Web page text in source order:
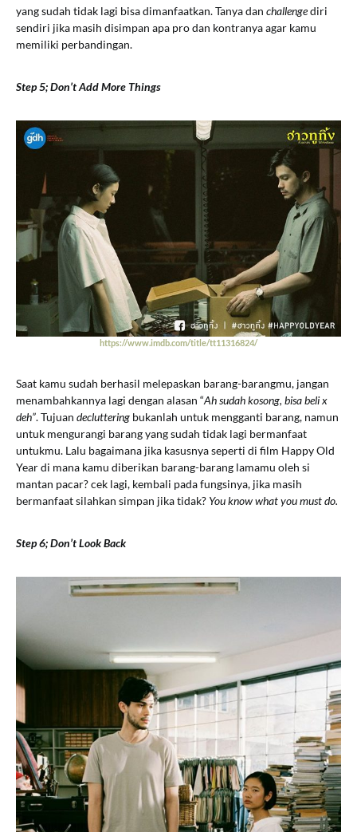
yang sudah tidak lagi bisa dimanfaatkan. Tanya dan challengediri
sendiri jika masih disimpan apa pro dan kontranya agar kamu
memiliki perbandingan.
Step 5; Don’t Add More Things
https://www.imdb.com/title/tt11316824/
Saat kamu sudah berhasil melepaskan barang-barangmu, jangan
menambahkannya lagi dengan alasan “Ah sudah kosong, bisa beli x
deh”. Tujuan decluttering bukanlah untuk mengganti barang, namun
untuk mengurangi barang yang sudah tidak lagi bermanfaat
untukmu. Lalu bagaimana jika kasusnya seperti di film Happy Old
Year di mana kamu diberikan barang-barang lamamu oleh si
mantan pacar? cek lagi, kembali pada fungsinya, jika masih
bermanfaat silahkan simpan jika tidak? You know what you must do.
Step 6; Don’t Look Back